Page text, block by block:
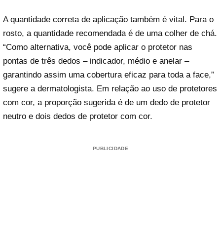
A quantidade correta de aplicação também é vital. Para o
rosto, a quantidade recomendada é de uma colher de chá.
“Como alternativa, você pode aplicar o protetor nas
pontas de três dedos – indicador, médio e anelar –
garantindo assim uma cobertura eficaz para toda a face,”
sugere a dermatologista. Em relação ao uso de protetores
com cor, a proporção sugerida é de um dedo de protetor
neutro e dois dedos de protetor com cor.
PUBLICIDADE